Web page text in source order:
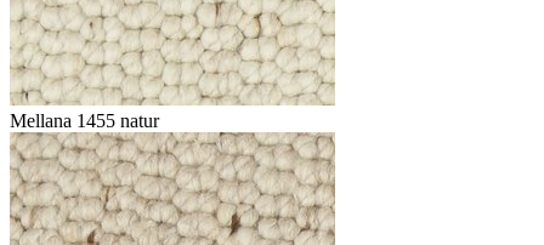
Mellana 1455 natur